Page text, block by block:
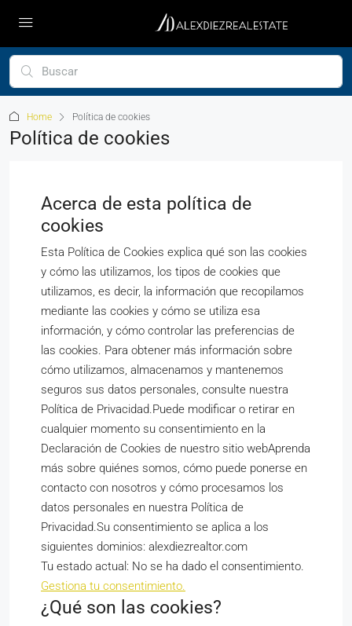
Home Política de cookies
Política de cookies
Acerca de esta política de
cookies
Esta Política de Cookies explica qué son las cookies
y cómo las utilizamos, los tipos de cookies que
utilizamos, es decir, la información que recopilamos
mediante las cookies y cómo se utiliza esa
información, y cómo controlar las preferencias de
las cookies. Para obtener más información sobre
cómo utilizamos, almacenamos y mantenemos
seguros sus datos personales, consulte nuestra
Política de Privacidad.Puede modificar o retirar en
cualquier momento su consentimiento en la
Declaración de Cookies de nuestro sitio webAprenda
más sobre quiénes somos, cómo puede ponerse en
contacto con nosotros y cómo procesamos los
datos personales en nuestra Política de
Privacidad.Su consentimiento se aplica a los
siguientes dominios: alexdiezrealtor.com
Tu estado actual: No se ha dado el consentimiento.
Gestiona tu consentimiento.
¿Qué son las cookies?